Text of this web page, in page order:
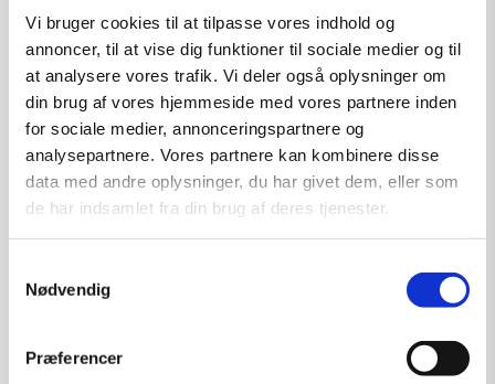
Vi bruger cookies til at tilpasse vores indhold og
annoncer, til at vise dig funktioner til sociale medier og til
at analysere vores trafik. Vi deler også oplysninger om
din brug af vores hjemmeside med vores partnere inden
for sociale medier, annonceringspartnere og
analysepartnere. Vores partnere kan kombinere disse
data med andre oplysninger, du har givet dem, eller som
de har indsamlet fra din brug af deres tjenester.
Nødvendig
Præferencer
Cecilia – grafik af Ole Ahlberg